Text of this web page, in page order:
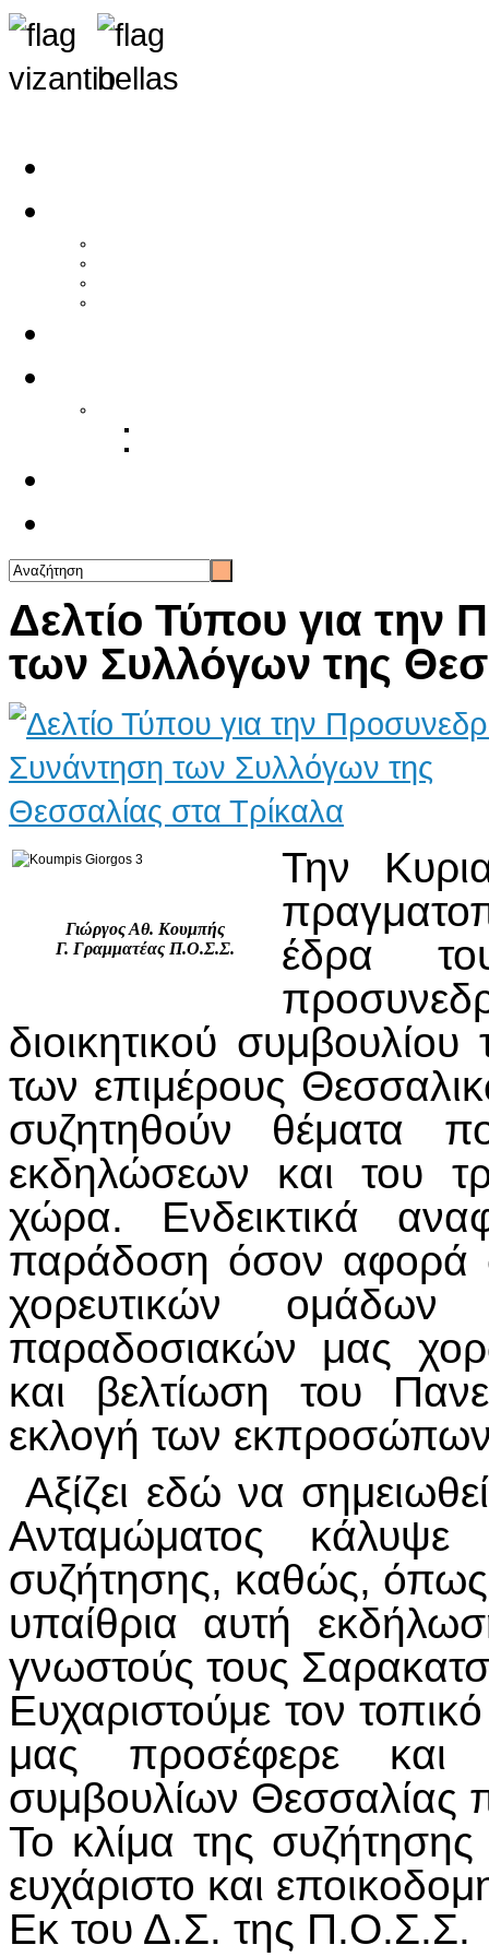
Δελτίο Τύπου για την
των Συλλόγων της
Γιώργος Αθ. Κουμπής
Γ. Γραμματέας Π.Ο.Σ.Σ.
Την
έδρα
διοικητικού
των επιμέρους
συζητηθούν θέματα
εκδηλώσεων και του
χώρα. Ενδεικτικά
παράδοση όσον αφορά
χορευτικών
παραδοσιακών μας
και βελτίωση του
εκλογή των
Αξίζει εδώ να
Ανταμώματος
συζήτησης, καθώς,
υπαίθρια αυτή
γνωστούς τους
Ευχαριστούμε τον
μας προσέφερε και
συμβουλίων Θεσσαλίας
Το κλίμα της
ευχάριστο και
Εκ του Δ.Σ. της Π.Ο.Σ.Σ.